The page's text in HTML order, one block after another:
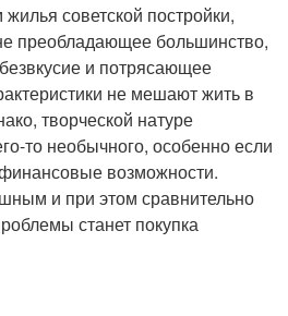
советской постройки,
преобладающее большинство,
и потрясающее
не мешают жить в
творческой натуре
то необычного, особенно если
возможности.
и при этом сравнительно
станет покупка